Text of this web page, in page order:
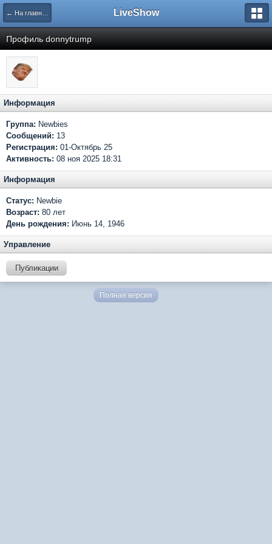
← На главную LiveShow
Профиль donnytrump
Информация
Группа: Newbies
Сообщений: 13
Регистрация: 01-Октябрь 25
Активность: 08 ноя 2025 18:31
Информация
Статус: Newbie
Возраст: 80 лет
День рождения: Июнь 14, 1946
Управление
Публикации
Полная версия